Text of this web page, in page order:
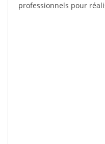
professionnels pour